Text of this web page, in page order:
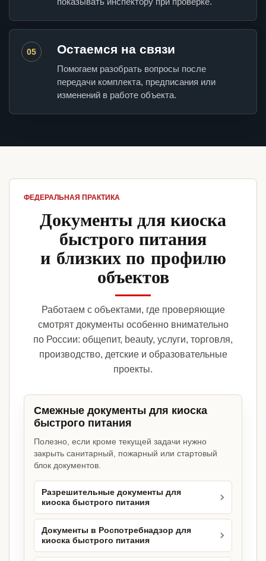
05 Остаемся на связи
Помогаем разобрать вопросы после
передачи комплекта, предписания или
изменений в работе объекта.
ФЕДЕРАЛЬНАЯ ПРАКТИКА
Документы для киоска
быстрого питания
и близких по профилю
объектов
Работаем с объектами, где проверяющие
смотрят документы особенно внимательно
по России: общепит, beauty, услуги, торговля,
производство, детские и образовательные
проекты.
Смежные документы для киоска
быстрого питания
Полезно, если кроме текущей задачи нужно
закрыть санитарный, пожарный или стартовый
блок документов.
Разрешительные документы для
киоска быстрого питания
Документы в Роспотребнадзор для
киоска быстрого питания